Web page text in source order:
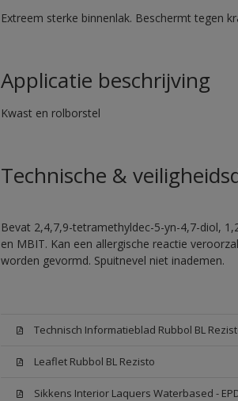
Extreem sterke binnenlak. Beschermt tegen
Applicatie beschrijving
Kwast en rolborstel
Technische &
Bevat 2,4,7,9-tetramethyldec-5-yn-4,7-diol,
en MBIT. Kan een allergische reactie
worden gevormd. Spuitnevel niet inademen.
Technisch Informatieblad Rubbol BL
Leaflet Rubbol BL Rezisto
Sikkens Interior Laquers Waterbased -